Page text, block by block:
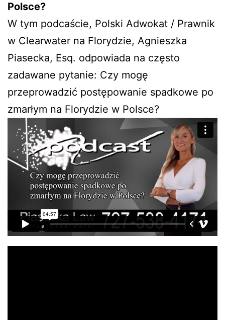
Polsce?
W tym podcaście, Polski Adwokat / Prawnik
w Clearwater na Florydzie, Agnieszka
Piasecka, Esq. odpowiada na często
zadawane pytanie: Czy mogę
przeprowadzić postępowanie spadkowe po
zmarłym na Florydzie w Polsce?